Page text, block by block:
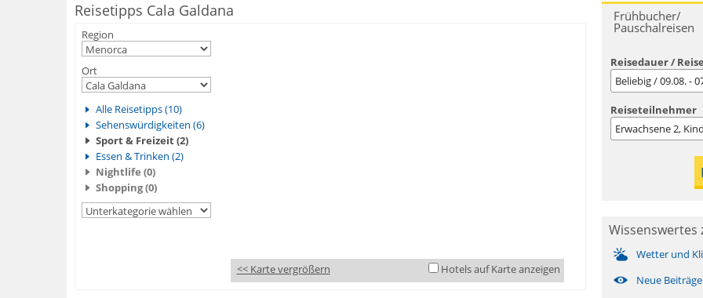
Reisetipps Cala Galdana
Region
Ort
Alle Reisetipps (10)
Sehenswürdigkeiten (6)
Sport & Freizeit (2)
Essen & Trinken (2)
Nightlife (0)
Shopping (0)
<< Karte vergrößern Hotels auf Karte anzeigen
Frühbucher/
Pauschalreisen
Reisedauer /
Beliebig / 09.08. -
Reiseteilnehmer
Erwachsene2,
Wissenswertes
Wetter und
Neue